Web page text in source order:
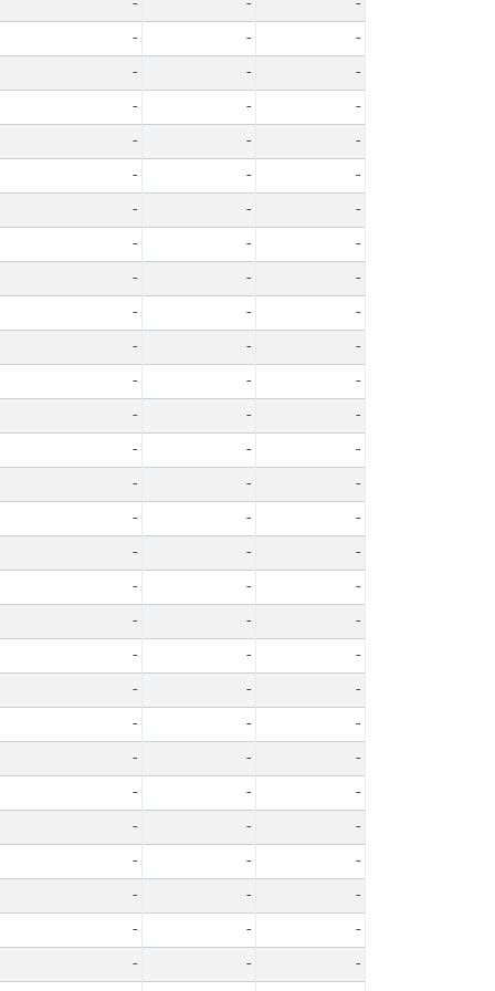
- -
-
- -
-
- -
-
- -
-
- -
-
- -
-
- -
-
- -
-
- -
-
- -
-
- -
-
- -
-
- -
-
- -
-
- -
-
- -
-
- -
-
- -
-
- -
-
- -
-
- -
-
- -
-
- -
-
- -
-
- -
-
- -
-
- -
-
- -
-